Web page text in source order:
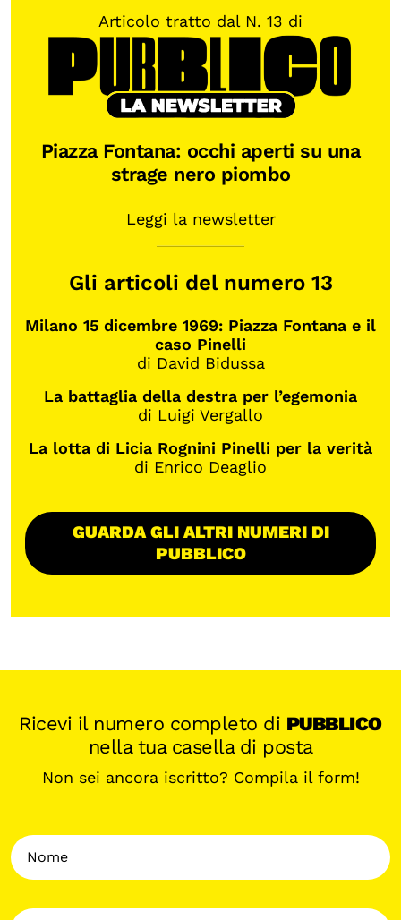
Articolo tratto dal N. 13 di
Piazza Fontana: occhi aperti su una
strage nero piombo
Leggi la newsletter
Gli articoli del numero 13
Milano 15 dicembre 1969: Piazza Fontana e il
caso Pinelli
di David Bidussa
La battaglia della destra per l’egemonia
di Luigi Vergallo
La lotta di Licia Rognini Pinelli per la verità
di Enrico Deaglio
GUARDA GLI ALTRI NUMERI DI
PUBBLICO
Ricevi il numero completo di PUBBLICO
nella tua casella di posta
Non sei ancora iscritto? Compila il form!